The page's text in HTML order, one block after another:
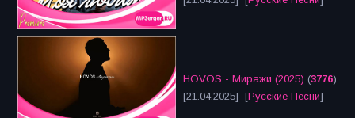
HOVOS - Миражи (2025) (3776)
[21.04.2025] [Русские Песни]